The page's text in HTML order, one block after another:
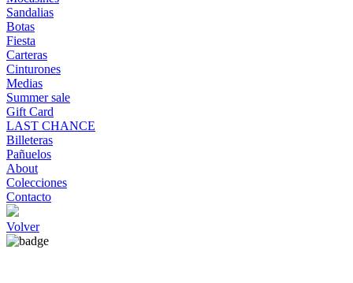
Sandalias
Botas
Fiesta
Carteras
Cinturones
Medias
Summer sale
Gift Card
LAST CHANCE
Billeteras
Pañuelos
About
Colecciones
Contacto
Volver